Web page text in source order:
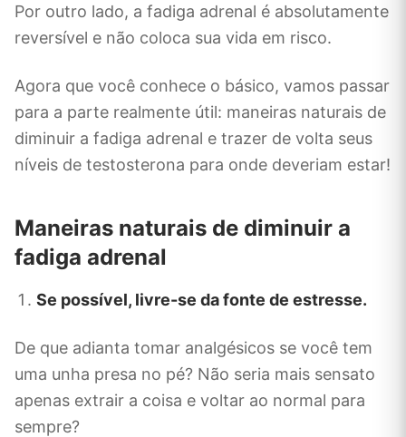
Por outro lado, a fadiga adrenal é absolutamente
reversível e não coloca sua vida em risco.
Agora que você conhece o básico, vamos passar
para a parte realmente útil: maneiras naturais de
diminuir a fadiga adrenal e trazer de volta seus
níveis de testosterona para onde deveriam estar!
Maneiras naturais de diminuir a
fadiga adrenal
Se possível, livre-se da fonte de estresse.
De que adianta tomar analgésicos se você tem
uma unha presa no pé? Não seria mais sensato
apenas extrair a coisa e voltar ao normal para
sempre?